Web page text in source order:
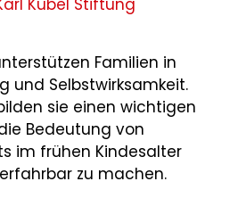
Kübel Stiftung
Familien in
und Selbstwirksamkeit.
sie einen wichtigen
Bedeutung von
im frühen Kindesalter
zu machen.